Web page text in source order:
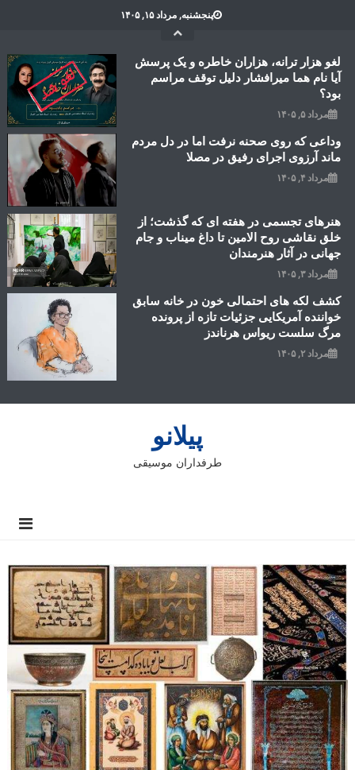
پنجشنبه, مرداد ۱۵, ۱۴۰۵
لغو هزار ترانه، هزاران خاطره و یک پرسش
آیا نام هما میرافشار دلیل توقف مراسم
بود؟
مرداد ۵, ۱۴۰۵
وداعی که روی صحنه نرفت اما در دل مردم
ماند آرزوی اجرای رفیق در مصلا
مرداد ۴, ۱۴۰۵
هنرهای تجسمی در هفته ای که گذشت؛ از
خلق نقاشی روح الامین تا داغ میناب و جام
جهانی در آثار هنرمندان
مرداد ۳, ۱۴۰۵
کشف لکه های احتمالی خون در خانه سابق
خواننده آمریکایی جزئیات تازه از پرونده
مرگ سلست ریواس هرناندز
مرداد ۲, ۱۴۰۵
پیلانو
طرفداران موسیقی